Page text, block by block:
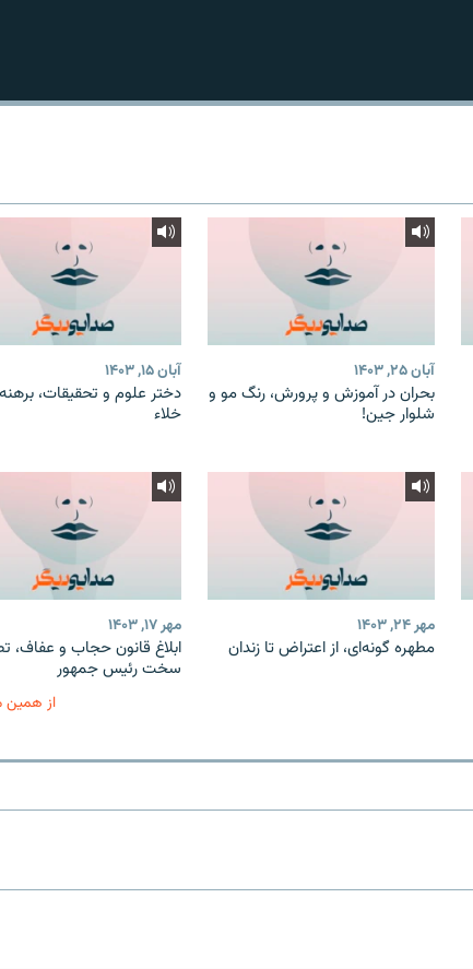
آبان ۲۵, ۱۴۰۳
بحران در آموزش و پرورش، رنگ مو و
شلوار جین!
آبان ۱۵, ۱۴۰۳
دختر علوم و تحقیقات،
خلاء
مهر ۲۴, ۱۴۰۳
مطهره گونه‌ای، از اعتراض تا زندان
مهر ۱۷, ۱۴۰۳
ابلاغ قانون حجاب و عفاف،
سخت رئیس جمهور
از همین